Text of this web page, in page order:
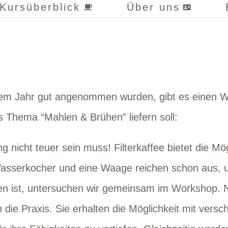
Kursüberblick Über uns
Jahr gut angenommen wurden, gibt es einen
“Mahlen & Brühen” liefern soll:
nicht teuer sein muss! Filterkaffee bietet die
und eine Waage reichen schon aus,
ist, untersuchen wir gemeinsam im Workshop.
Praxis. Sie erhalten die Möglichkeit mit